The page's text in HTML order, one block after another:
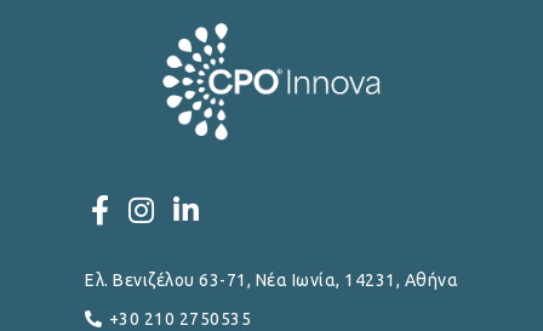
Ελ. Βενιζέλου 63-71, Νέα Ιωνία, 14231, Αθήνα
+30 210 2750535